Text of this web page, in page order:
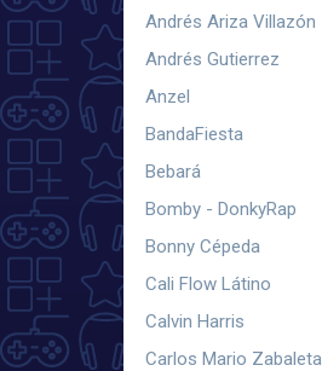
Andrés Ariza Villazón
Andrés Gutierrez
Anzel
BandaFiesta
Bebará
Bomby - DonkyRap
Bonny Cépeda
Cali Flow Látino
Calvin Harris
Carlos Mario Zabaleta